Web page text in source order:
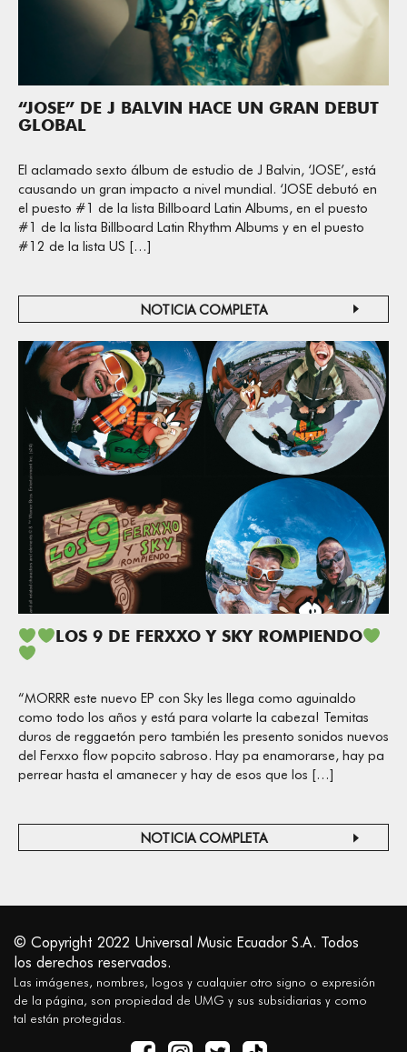
“JOSE” DE J BALVIN HACE UN GRAN DEBUT
GLOBAL
El aclamado sexto álbum de estudio de J Balvin, ‘JOSE’, está
causando un gran impacto a nivel mundial. ‘JOSE debutó en
el puesto #1 de la lista Billboard Latin Albums, en el puesto
#1 de la lista Billboard Latin Rhythm Albums y en el puesto
#12 de la lista US […]
NOTICIA COMPLETA
LOS 9 DE FERXXO Y SKY ROMPIENDO
“MORRR este nuevo EP con Sky les llega como aguinaldo
como todo los años y está para volarte la cabeza! Temitas
duros de reggaetón pero también les presento sonidos nuevos
del Ferxxo flow popcito sabroso. Hay pa enamorarse, hay pa
perrear hasta el amanecer y hay de esos que los […]
NOTICIA COMPLETA
© Copyright 2022 Universal Music Ecuador S.A. Todos
los derechos reservados.
Las imágenes, nombres, logos y cualquier otro signo o expresión
de la página, son propiedad de UMG y sus subsidiarias y como
tal están protegidas.